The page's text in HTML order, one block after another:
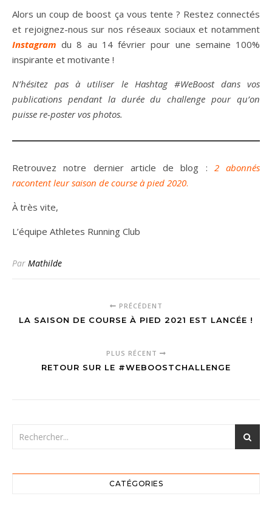
Alors un coup de boost ça vous tente ? Restez connectés
et rejoignez-nous sur nos réseaux sociaux et notamment
Instagram du 8 au 14 février pour une semaine 100%
inspirante et motivante !
N’hésitez pas à utiliser le Hashtag #WeBoost dans vos
publications pendant la durée du challenge pour qu’on
puisse re-poster vos photos.
Retrouvez notre dernier article de blog : 2 abonnés
racontent leur saison de course à pied 2020.
À très vite,
L’équipe Athletes Running Club
Par Mathilde
PRÉCÉDENT
LA SAISON DE COURSE À PIED 2021 EST LANCÉE !
PLUS RÉCENT
RETOUR SUR LE #WEBOOSTCHALLENGE
CATÉGORIES